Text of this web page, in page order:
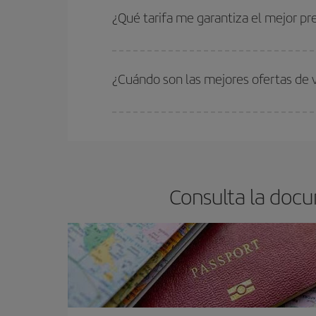
estén disponibles o se vayan agotando. Por eso,
¿Qué tarifa me garantiza el mejor
¿Cuándo son las mejores ofertas de
Consulta la